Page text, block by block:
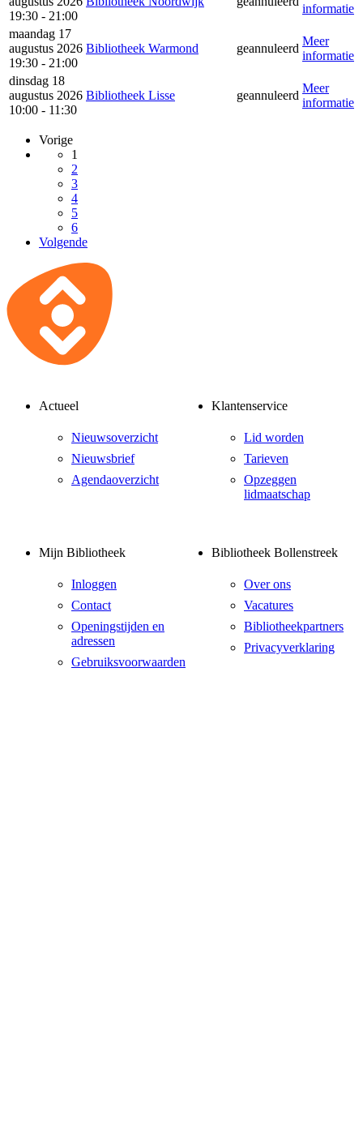
19:30 - 21:00
informatie
maandag 17
augustus 2026
19:30 - 21:00
Bibliotheek Warmond geannuleerd
Meer
informatie
dinsdag 18
augustus 2026
10:00 - 11:30
Bibliotheek Lisse geannuleerd
Meer
informatie
Vorige
1
2
3
4
5
6
Volgende
Actueel
Nieuwsoverzicht
Nieuwsbrief
Agendaoverzicht
Klantenservice
Lid worden
Tarieven
Opzeggen
lidmaatschap
Mijn Bibliotheek
Inloggen
Contact
Openingstijden en
adressen
Gebruiksvoorwaarden
Bibliotheek Bollenstreek
Over ons
Vacatures
Bibliotheekpartners
Privacyverklaring